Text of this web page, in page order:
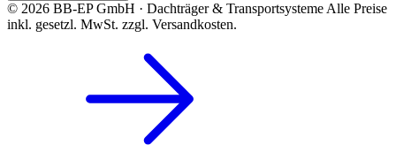
© 2026 BB-EP GmbH · Dachträger & TransportsystemeAlle Preise
inkl. gesetzl. MwSt. zzgl. Versandkosten.